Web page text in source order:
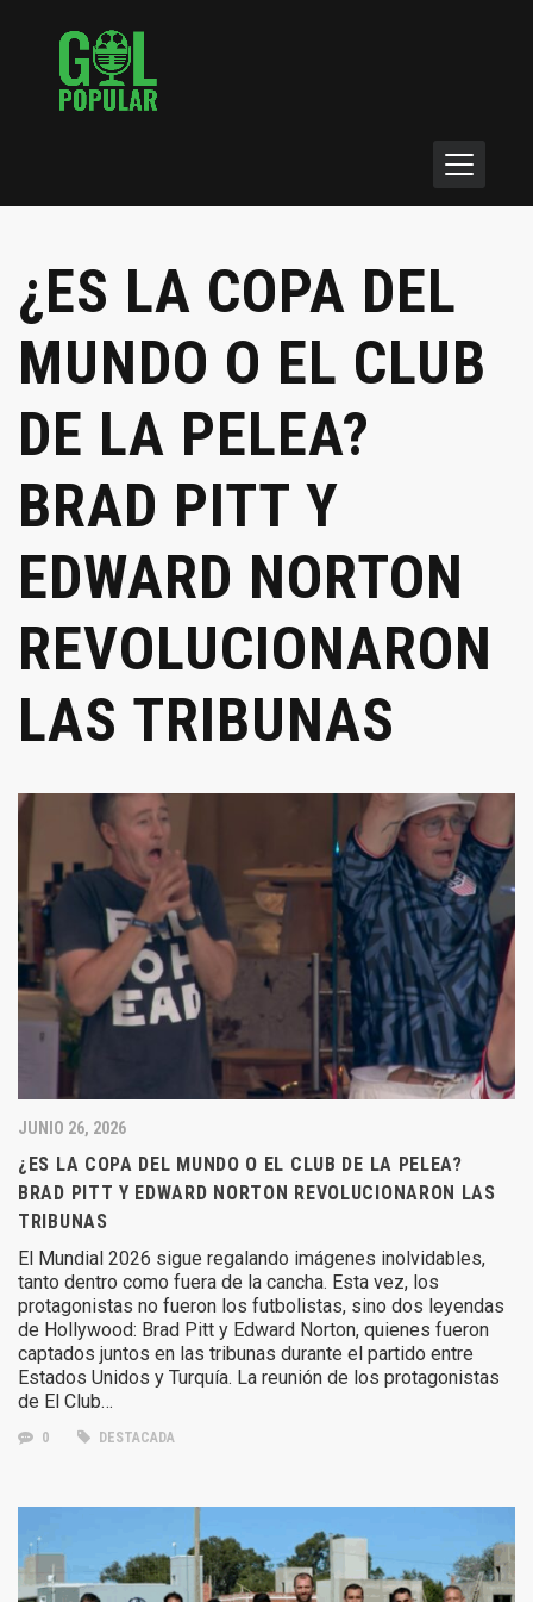
¿ES LA COPA DEL
MUNDO O EL CLUB
DE LA PELEA?
BRAD PITT Y
EDWARD NORTON
REVOLUCIONARON
LAS TRIBUNAS
JUNIO 26, 2026
¿ES LA COPA DEL MUNDO O EL CLUB DE LA PELEA?
BRAD PITT Y EDWARD NORTON REVOLUCIONARON LAS
TRIBUNAS
El Mundial 2026 sigue regalando imágenes inolvidables,
tanto dentro como fuera de la cancha. Esta vez, los
protagonistas no fueron los futbolistas, sino dos leyendas
de Hollywood: Brad Pitt y Edward Norton, quienes fueron
captados juntos en las tribunas durante el partido entre
Estados Unidos y Turquía. La reunión de los protagonistas
de El Club…
0 DESTACADA